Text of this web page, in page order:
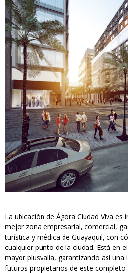
La ubicación de Ágora Ciudad Viva es
mejor zona empresarial, comercial,
turística y médica de Guayaquil, con
cualquier punto de la ciudad. Está en
mayor plusvalía, garantizando así una
futuros propietarios de este completo